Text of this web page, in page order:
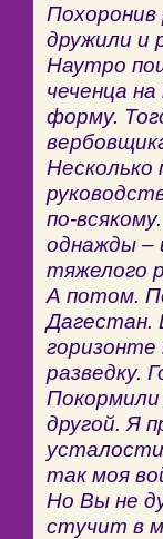
дружили и
Наутро
чеченца
форму.
Несколько
по-
однажды –
тяжелого
А потом.
Дагестан.
горизонте
разведку.
другой. Я
так моя
Но Вы не
стучит в